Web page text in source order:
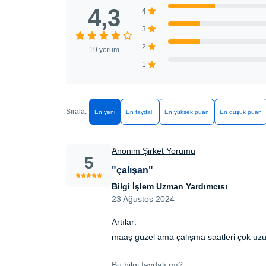
4,3
19 yorum
4
3
2
1
Sırala: En yeni En faydalı En yüksek puan En düşük puan
5
Anonim Şirket Yorumu
"çalışan"
Bilgi İşlem Uzman Yardımcısı
23 Ağustos 2024
Artılar:
maaş güzel ama çalışma saatleri çok